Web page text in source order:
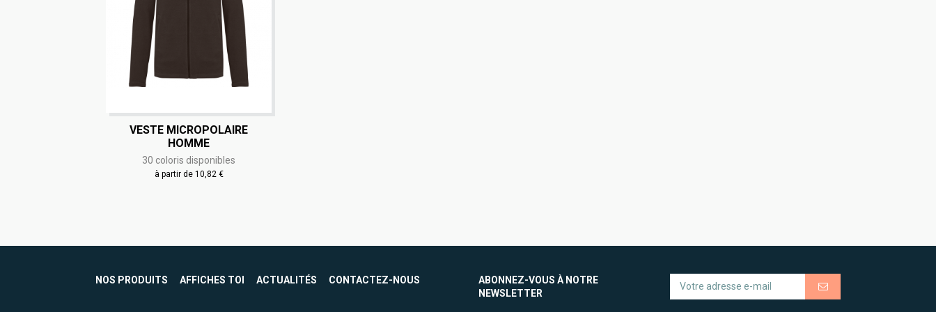
VESTE MICROPOLAIRE
HOMME
30 coloris disponibles
à partir de 10,82 €
NOS PRODUITS AFFICHES TOI ACTUALITÉS CONTACTEZ-NOUS
ABONNEZ-VOUS À NOTRE
NEWSLETTER